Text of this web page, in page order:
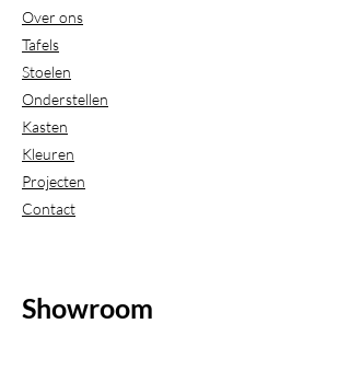
Over ons
Tafels
Stoelen
Onderstellen
Kasten
Kleuren
Projecten
Contact
Showroom